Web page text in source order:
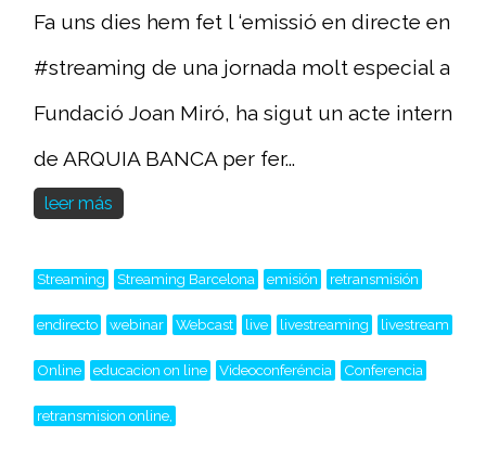
Fa uns dies hem fet l ‘emissió en directe en
#streaming de una jornada molt especial a
Fundació Joan Miró, ha sigut un acte intern
de ARQUIA BANCA per fer...
leer más
Streaming Streaming Barcelona emisión retransmisión
endirecto webinar Webcast live livestreaming livestream
Online educacion on line Videoconferéncia Conferencia
retransmision online,